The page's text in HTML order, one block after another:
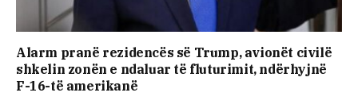
Alarm pranë rezidencës së Trump, avionët civilë
shkelin zonën e ndaluar të fluturimit, ndërhyjnë
F-16-të amerikanë